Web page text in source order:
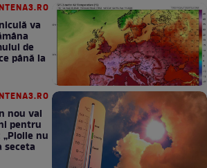
va
de
până la
nou val
pentru
nu
seceta